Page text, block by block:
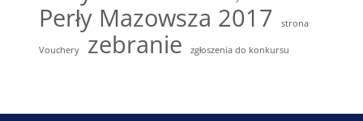
Perły Mazowsza 2017 strona
Vouchery zebranie zgłoszenia do konkursu